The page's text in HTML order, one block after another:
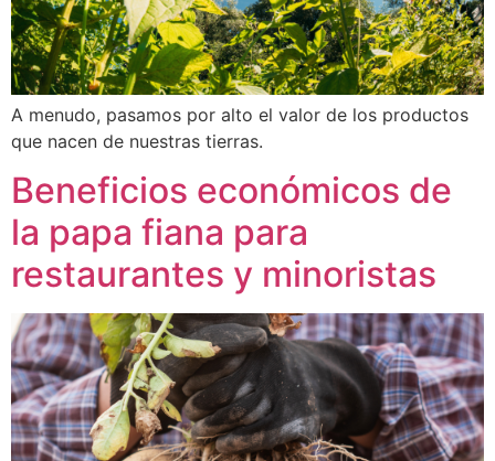
A menudo, pasamos por alto el valor de los productos
que nacen de nuestras tierras.
Beneficios económicos de
la papa fiana para
restaurantes y minoristas